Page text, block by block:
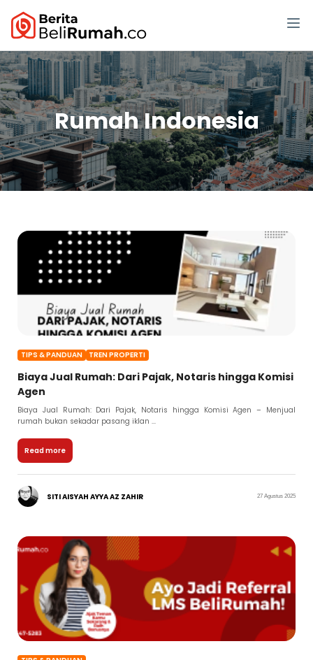
Rumah Indonesia
TIPS & PANDUAN TREN PROPERTI
Biaya Jual Rumah: Dari Pajak, Notaris hingga Komisi
Agen
Biaya Jual Rumah: Dari Pajak, Notaris hingga Komisi Agen – Menjual
rumah bukan sekadar pasang iklan ...
Read more
SITI AISYAH AYYA AZ ZAHIR 27 Agustus 2025